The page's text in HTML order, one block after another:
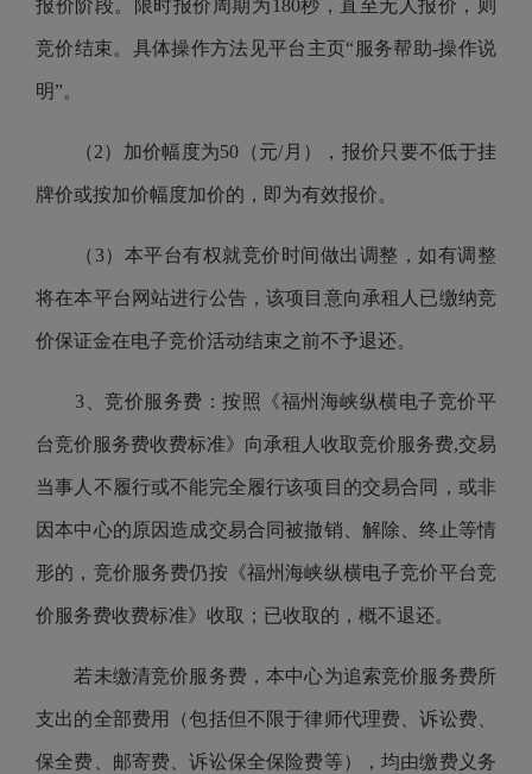
报价阶段。限时报价周期为180秒，直至无人报价，则
竞价结束。具体操作方法见平台主页“服务帮助-操作说
明”。
（2）加价幅度为50（元/月），报价只要不低于挂
牌价或按加价幅度加价的，即为有效报价。
（3）本平台有权就竞价时间做出调整，如有调整
将在本平台网站进行公告，该项目意向承租人已缴纳竞
价保证金在电子竞价活动结束之前不予退还。
3、竞价服务费：按照 《福州海峡纵横电子竞价平
台竞价服务费收费标准》 向承租人收取竞价服务费,交易
当事人不履行或不能完全履行该项目的交易合同，或非
因本中心的原因造成交易合同被撤销、解除、终止等情
形的，竞价服务费仍按 《福州海峡纵横电子竞价平台竞
价服务费收费标准》 收取；已收取的，概不退还。
若未缴清竞价服务费，本中心为追索竞价服务费所
支出的全部费用（包括但不限于律师代理费、诉讼费、
保全费、邮寄费、诉讼保全保险费等），均由缴费义务